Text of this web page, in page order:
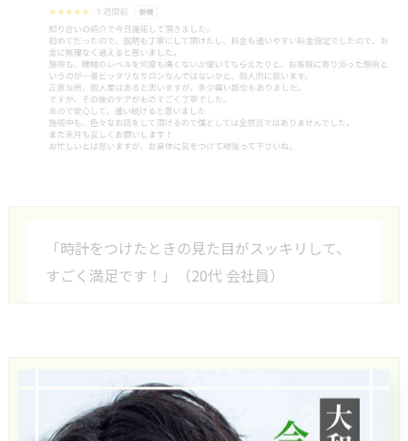
「時計をつけたときの見た目がスッキリして、
すごく満足です！」（20代 会社員）
「夏になると腕毛が気になっていましたが、脱
毛してから本当に快適。Tシャツ1枚でも自信が